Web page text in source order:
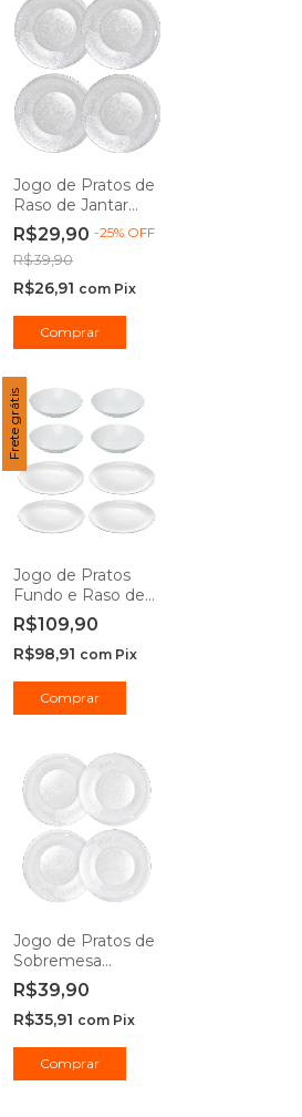
Jogo de Pratos de
Raso de Jantar
Forjado de Vidro
22cm - Durax
R$29,90 -25% OFF
R$39,90
R$26,91 com Pix
Comprar
Frete grátis
Jogo de Pratos
Fundo e Raso de
Jantar Essenza
Opaline 20cm e
25cm - Rojemac
R$109,90
R$98,91 com Pix
Comprar
Jogo de Pratos de
Sobremesa
Forjado de Vidro
18cm - Durax
R$39,90
R$35,91 com Pix
Comprar